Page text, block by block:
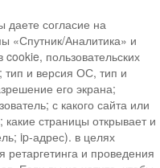
даете согласие на
«Спутник/Аналитика» и
пользовательских
и версия ОС, тип и
его экрана;
с какого сайта или
страницы открывает и
ip-адрес). в целях
и проведения